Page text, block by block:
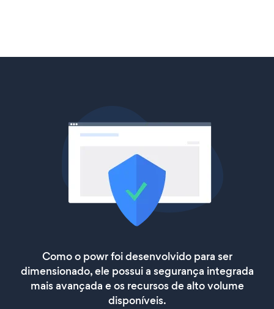
Como o powr foi desenvolvido para ser
dimensionado, ele possui a segurança integrada
mais avançada e os recursos de alto volume
disponíveis.